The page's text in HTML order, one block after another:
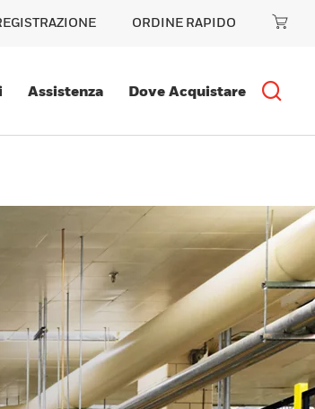
ORDINE RAPIDO
Assistenza Dove Acquistare